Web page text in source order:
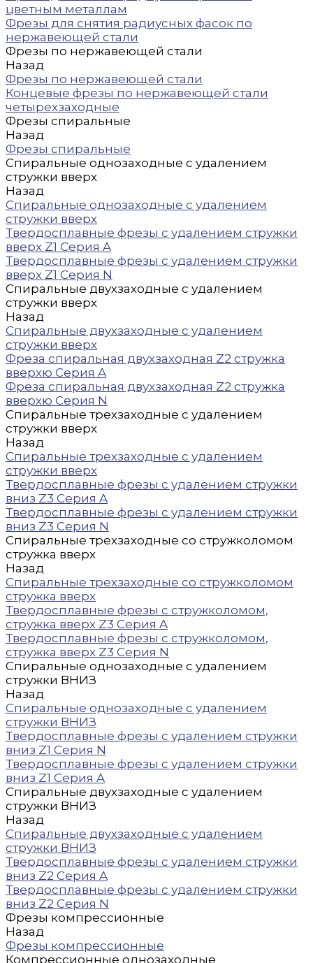
цветным металлам
Фрезы для снятия радиусных фасок по
нержавеющей стали
Фрезы по нержавеющей стали
Назад
Фрезы по нержавеющей стали
Концевые фрезы по нержавеющей стали
четырехзаходные
Фрезы спиральные
Назад
Фрезы спиральные
Спиральные однозаходные с удалением
стружки вверх
Назад
Спиральные однозаходные с удалением
стружки вверх
Твердосплавные фрезы с удалением стружки
вверх Z1 Серия A
Твердосплавные фрезы с удалением стружки
вверх Z1 Серия N
Спиральные двухзаходные с удалением
стружки вверх
Назад
Спиральные двухзаходные с удалением
стружки вверх
Фреза спиральная двухзаходная Z2 стружка
вверхю Серия A
Фреза спиральная двухзаходная Z2 стружка
вверхю Серия N
Спиральные трехзаходные с удалением
стружки вверх
Назад
Спиральные трехзаходные с удалением
стружки вверх
Твердосплавные фрезы с удалением стружки
вниз Z3 Серия A
Твердосплавные фрезы с удалением стружки
вниз Z3 Серия N
Спиральные трехзаходные со стружколомом
стружка вверх
Назад
Спиральные трехзаходные со стружколомом
стружка вверх
Твердосплавные фрезы с стружколомом,
стружка вверх Z3 Серия A
Твердосплавные фрезы с стружколомом,
стружка вверх Z3 Серия N
Спиральные однозаходные с удалением
стружки ВНИЗ
Назад
Спиральные однозаходные с удалением
стружки ВНИЗ
Твердосплавные фрезы с удалением стружки
вниз Z1 Серия N
Твердосплавные фрезы с удалением стружки
вниз Z1 Серия A
Спиральные двухзаходные с удалением
стружки ВНИЗ
Назад
Спиральные двухзаходные с удалением
стружки ВНИЗ
Твердосплавные фрезы с удалением стружки
вниз Z2 Серия A
Твердосплавные фрезы с удалением стружки
вниз Z2 Серия N
Фрезы компрессионные
Назад
Фрезы компрессионные
Компрессионные однозаходные